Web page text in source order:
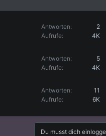
Antworten
2
Aufrufe
4K
Antworten
5
Aufrufe
4K
Antworten
11
Aufrufe
6K
Du musst dich